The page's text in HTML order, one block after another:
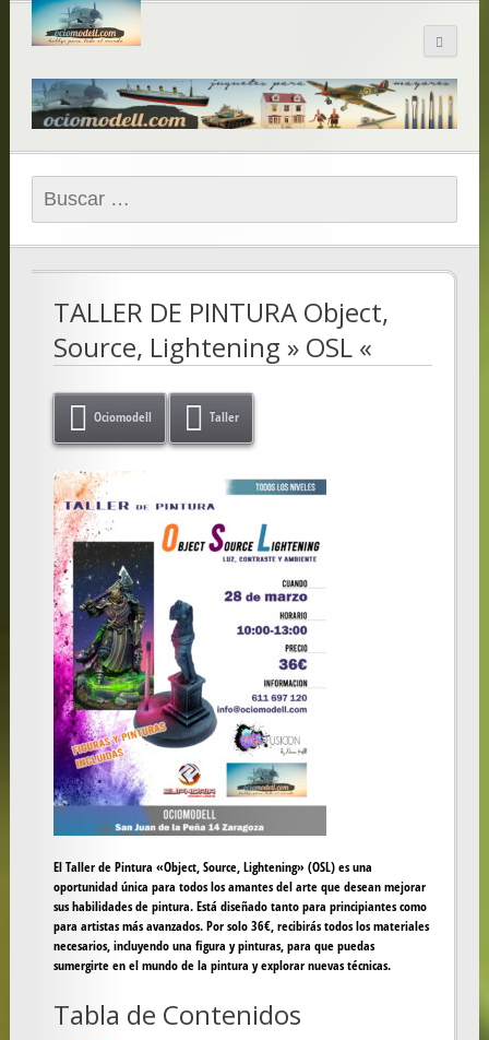
ociomodell.com
Buscar:
TALLER DE PINTURA Object,
Source, Lightening » OSL «
Ociomodell Taller
El Taller de Pintura «Object, Source, Lightening» (OSL) es una
oportunidad única para todos los amantes del arte que desean mejorar
sus habilidades de pintura. Está diseñado tanto para principiantes como
para artistas más avanzados. Por solo 36€, recibirás todos los materiales
necesarios, incluyendo una figura y pinturas, para que puedas
sumergirte en el mundo de la pintura y explorar nuevas técnicas.
Tabla de Contenidos